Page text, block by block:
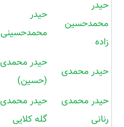
حیدر
محمدحسین
زاده
حیدر
محمدحسینی
حیدر محمدی
حیدر محمدی
(حسین)
حیدر محمدی
رنانی
حیدر محمدی
گله کلایی